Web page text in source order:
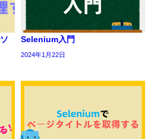
Selenium入門
2024年1月22日